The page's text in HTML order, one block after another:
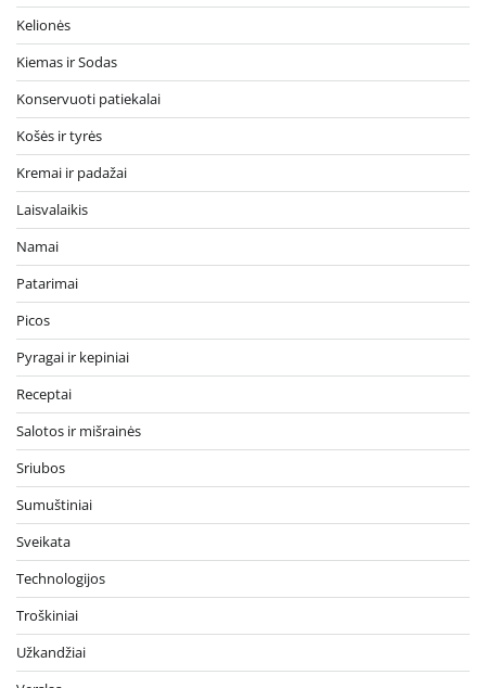
Kelionės
Kiemas ir Sodas
Konservuoti patiekalai
Košės ir tyrės
Kremai ir padažai
Laisvalaikis
Namai
Patarimai
Picos
Pyragai ir kepiniai
Receptai
Salotos ir mišrainės
Sriubos
Sumuštiniai
Sveikata
Technologijos
Troškiniai
Užkandžiai